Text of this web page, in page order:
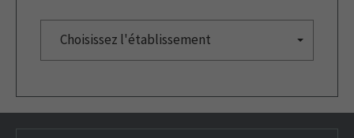
Choisissez l'établissement